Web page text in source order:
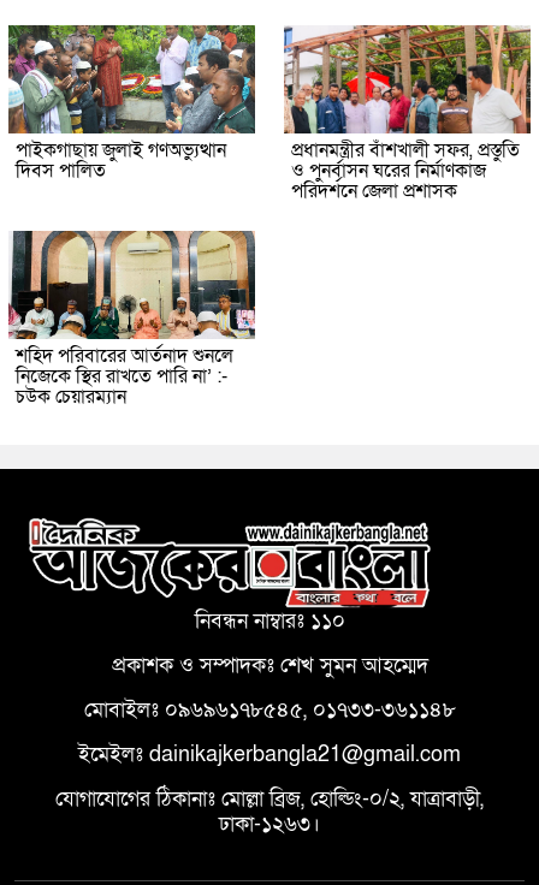
পাইকগাছায় জুলাই গণঅভ্যুত্থান
দিবস পালিত
প্রধানমন্ত্রীর বাঁশখালী সফর, প্রস্তুতি
ও পুনর্বাসন ঘরের নির্মাণকাজ
পরিদর্শনে জেলা প্রশাসক
শহিদ পরিবারের আর্তনাদ শুনলে
নিজেকে স্থির রাখতে পারি না’ :-
চউক চেয়ারম্যান
নিবন্ধন নাম্বারঃ ১১০
প্রকাশক ও সম্পাদকঃ শেখ সুমন আহম্মেদ
মোবাইলঃ ০৯৬৯৬১৭৮৫৪৫, ০১৭৩৩-৩৬১১৪৮
ইমেইলঃ dainikajkerbangla21@gmail.com
যোগাযোগের ঠিকানাঃ মোল্লা ব্রিজ, হোল্ডিং-০/২, যাত্রাবাড়ী,
ঢাকা-১২৬৩।